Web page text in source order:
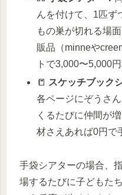
んを付けて、1匹ず
もの巣が切れる場
販品（minneや
トで3,000〜5,000
📒 スケッチブック
各ページにぞうさ
くるたびに仲間が
材さえあれば0円で
手袋シアターの場合、
場するたびに子どもた